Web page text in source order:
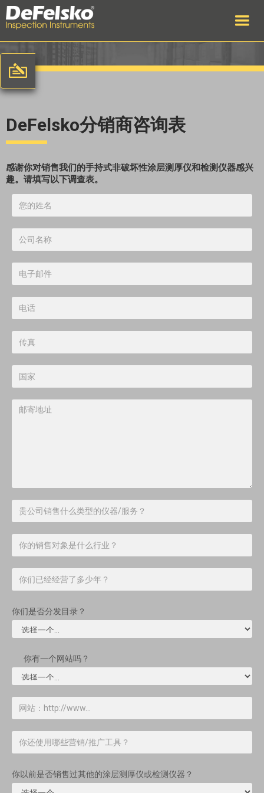
DeFelsko分销商咨询表
感谢你对销售我们的手持式非破坏性涂层测厚仪和检测仪器感兴
趣。请填写以下调查表。
你们是否分发目录？
你有一个网站吗？
你以前是否销售过其他的涂层测厚仪或检测仪器？